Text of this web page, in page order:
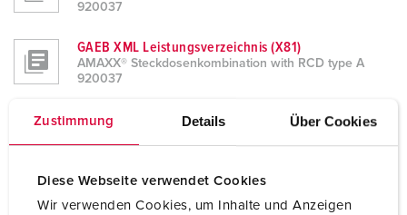
Zustimmung Details Über Cookies
Diese Webseite verwendet Cookies
Wir verwenden Cookies, um Inhalte und Anzeigen
920037
GAEB XML Leistungsverzeichnis (X81)
AMAXX® Steckdosenkombination with RCD type A
920037
GAEB XML Kostenanschlag (X82)
AMAXX® Steckdosenkombination with RCD type A